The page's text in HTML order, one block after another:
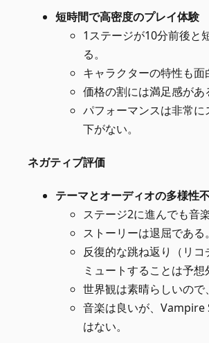
短時間で高密度のプレイ体験
1ステージが10分前後と
る。
キャラクターの特性も面
価格の割には満足感があ
パフォーマンスは非常
下がない。
ネガティブ評価
テーマとオーディオの多様性
ステージ2に進んでも音
ストーリーは退屈である。
反復的な跳ね返り（リ
ミュートすることは予想
世界観は素晴らしいので
音楽は良いが、
はない。